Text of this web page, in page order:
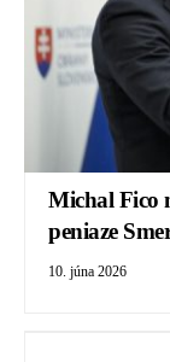
Michal Fico
peniaze
10. júna 2026